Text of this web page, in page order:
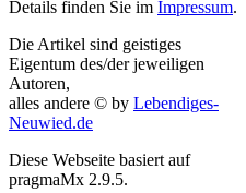
Details finden Sie im Impressum.
Die Artikel sind geistiges
Eigentum des/der jeweiligen
Autoren,
alles andere © by Lebendiges-
Neuwied.de
Diese Webseite basiert auf
pragmaMx 2.9.5.